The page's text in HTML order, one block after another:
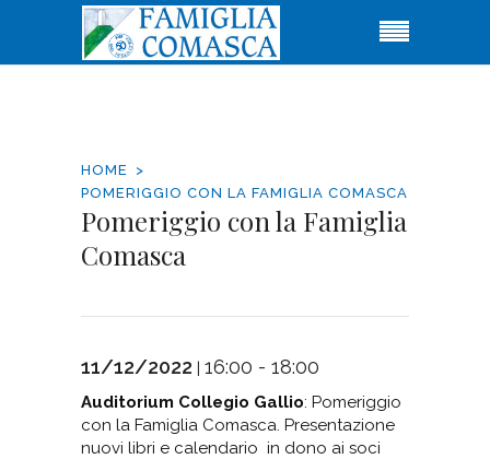
HOME
POMERIGGIO CON LA FAMIGLIA COMASCA
Pomeriggio con la Famiglia
Comasca
11/12/2022 | 16:00 - 18:00
Auditorium Collegio Gallio: Pomeriggio
con la Famiglia Comasca. Presentazione
nuovi libri e calendario in dono ai soci